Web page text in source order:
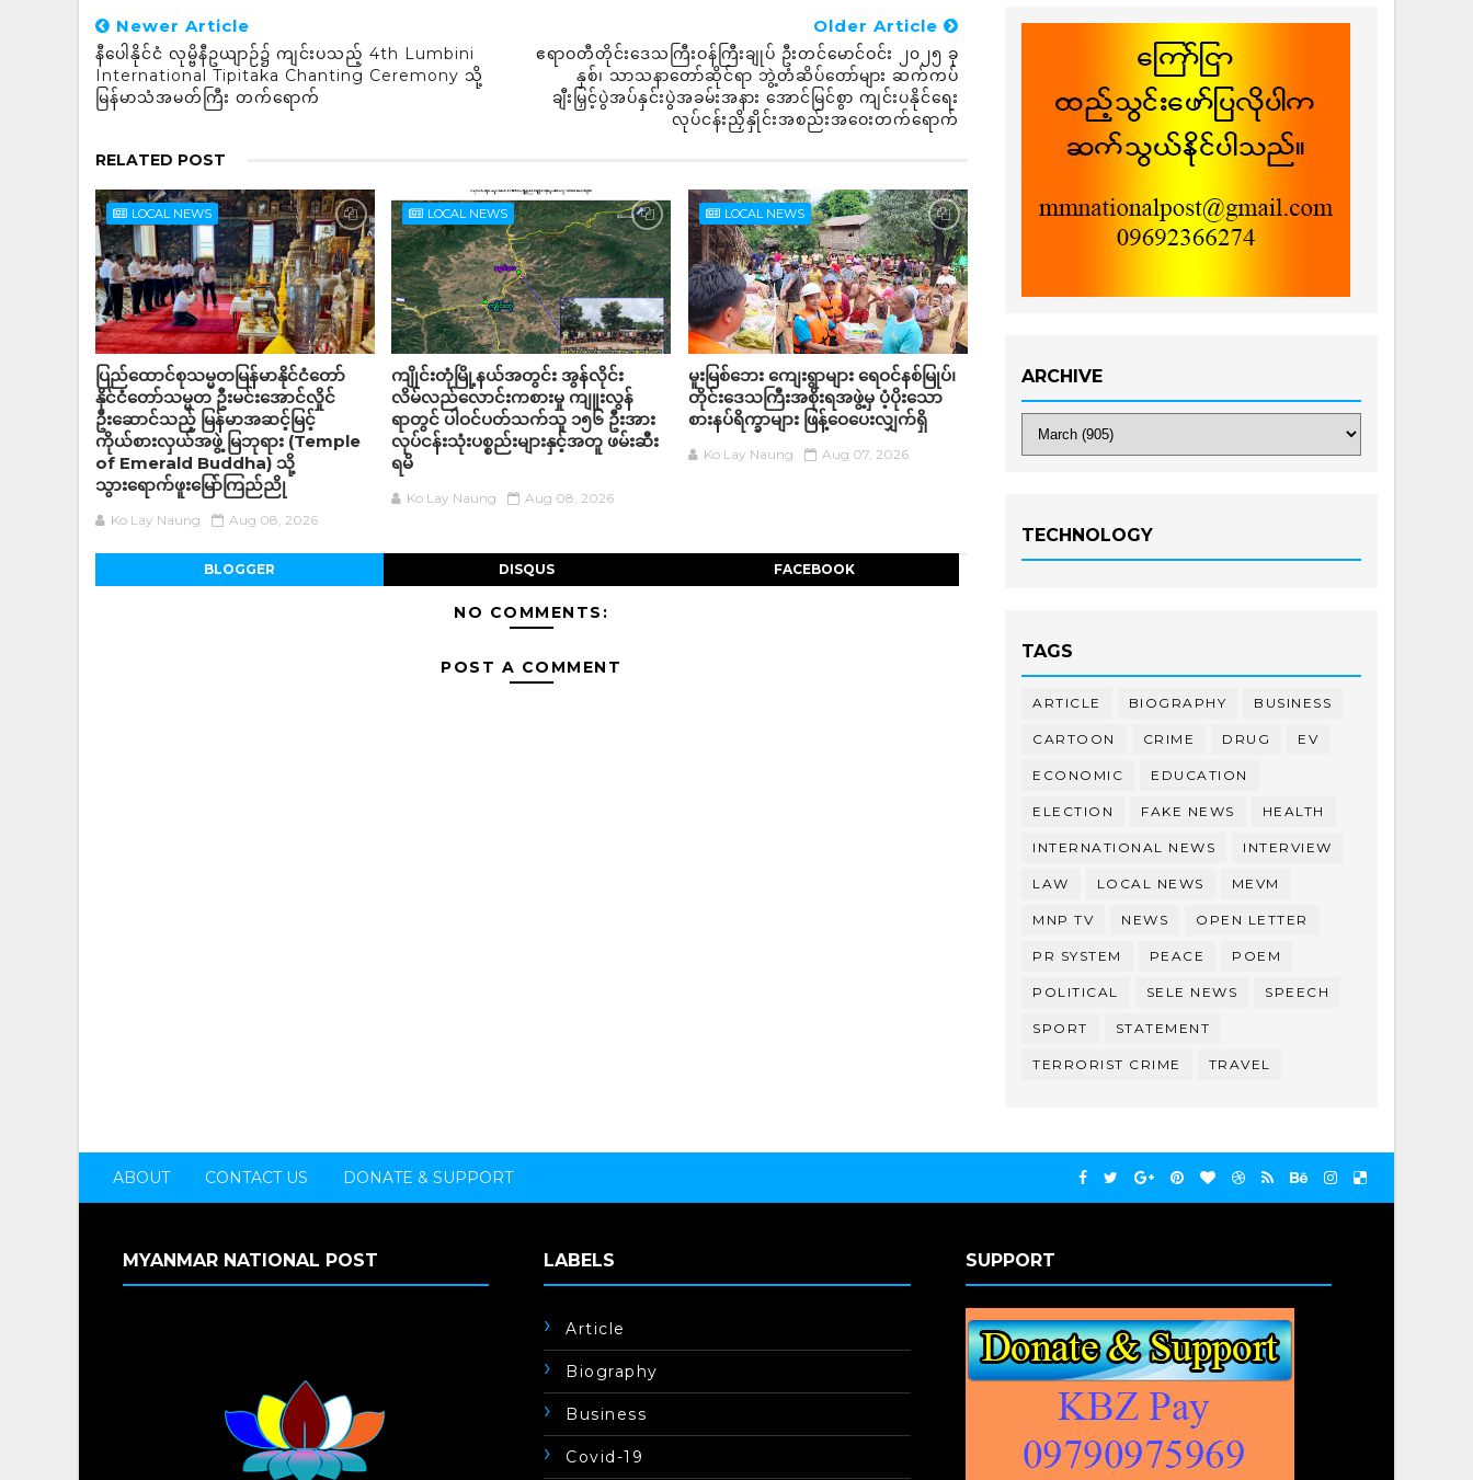
Newer Article
နီပေါနိုင်ငံ လုမ္ဗိနီဥယျာဉ်၌ ကျင်းပသည့် 4th Lumbini
International Tipitaka Chanting Ceremony သို့
မြန်မာသံအမတ်ကြီး တက်ရောက်
Older Article
ဧရာဝတီတိုင်းဒေသကြီးဝန်ကြီးချုပ် ဦးတင်မောင်ဝင်း ၂၀၂၅ ခု
နှစ်၊ သာသနာတော်ဆိုင်ရာ ဘွဲ့တံဆိပ်ဝောာ်များ ဆက်ကပ်
ချီးမြှင့်ပွဲအပ်နှင်းပွဲအခမ်းအနား အောင်မြင်စွာ ကျင်းပနိုင်ရေး
လုပ်ငန်းညှိနှိုင်းအစည်းအဝေးတက်ရောက်
RELATED POST
LOCAL NEWS
ပြည်ထောင်စုသမ္မတမြန်မာနိုင်ငံတော်
နိုင်ငံတော်သမ္မတ ဦးမင်းအောင်လှိုင်
ဦးဆောင်သည့် မြန်မာအဆင့်မြင့်
ကိုယ်စားလှယ်အဖွဲ့ မြဘုရား (Temple
of Emerald Buddha) သို့
သွားရောက်ဖူးမြော်ကြည်ညို
Ko Lay Naung Aug 08, 2026
LOCAL NEWS
ကျိုင်းတုံမြို့နယ်အတွင်း အွန်လိုင်း
လိမ်လည်လောင်းကစားမှု ကျူးလွန်
ရာတွင် ပါဝင်ပတ်သက်သူ ၁၅၆ ဦးအား
လုပ်ငန်းသုံးပစ္စည်းများနှင့်အတူ ဖမ်းဆီး
ရမိ
Ko Lay Naung Aug 08, 2026
LOCAL NEWS
မူးမြစ်ဘေး ကျေးရွာများ ရေဝင်နစ်မြုပ်၊
တိုင်းဒေသကြီးအစိုးရအဖွဲ့မှ ပံ့ပိုးသော
စားနပ်ရိက္ခာများ ဖြန့်ဝေပေးလျှက်ရှိ
Ko Lay Naung Aug 07, 2026
BLOGGER DISQUS FACEBOOK
NO COMMENTS:
POST A COMMENT
ARCHIVE
TECHNOLOGY
TAGS
ARTICLE BIOGRAPHY BUSINESS
CARTOON CRIME DRUG EV
ECONOMIC EDUCATION
ELECTION FAKE NEWS HEALTH
INTERNATIONAL NEWS INTERVIEW
LAW LOCAL NEWS MEVM
MNP TV NEWS OPEN LETTER
PR SYSTEM PEACE POEM
POLITICAL SELE NEWS SPEECH
SPORT STATEMENT
TERRORIST CRIME TRAVEL
ABOUT CONTACT US DONATE & SUPPORT
MYANMAR NATIONAL POST LABELS
Article
Biography
Business
Covid-19
SUPPORT